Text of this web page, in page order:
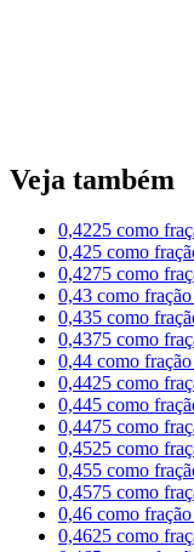
Veja também
0,4225 como
0,425 como
0,4275 como
0,43 como
0,435 como
0,4375 como
0,44 como
0,4425 como
0,445 como
0,4475 como
0,4525 como
0,455 como
0,4575 como
0,46 como
0,4625 como